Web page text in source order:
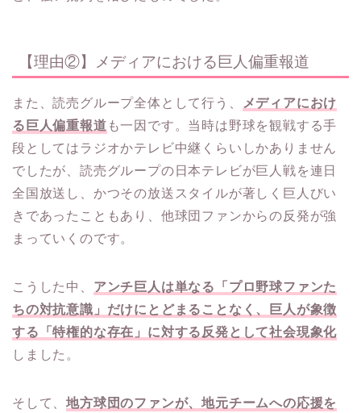
【理由②】メディアにおける巨人偏重報道
また、読売グループ全体として行う、 メディアにおけ
る巨人偏重報道も一因です。当時は野球を観戦する手
段としてはラジオかテレビ中継くらいしかありません
でしたが、読売グループの日本テレビが巨人戦を連日
全国放送し、かつその放送スタイルが著しく巨人びい
きであったこともあり、他球団ファンからの反発が強
まっていくのです。
こうした中、 アンチ巨人は単なる「プロ野球ファンた
ちの対抗意識」だけにとどまることなく、巨人が象徴
する「特権的な存在」に対する反発として社会現象化
しました。
そして、地方球団のファンが、地元チームへの応援を